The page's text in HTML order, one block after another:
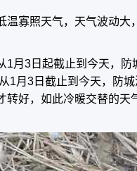
温寡照天气，天气波动大
1月3日起截止到今天，
1月3日截止到今天，防
转好，如此冷暖交替的天